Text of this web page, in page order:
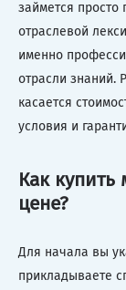
займется просто
отраслевой
именно
отрасли знаний.
касается
условия и
Как
цене?
Для начала вы
прикладываете